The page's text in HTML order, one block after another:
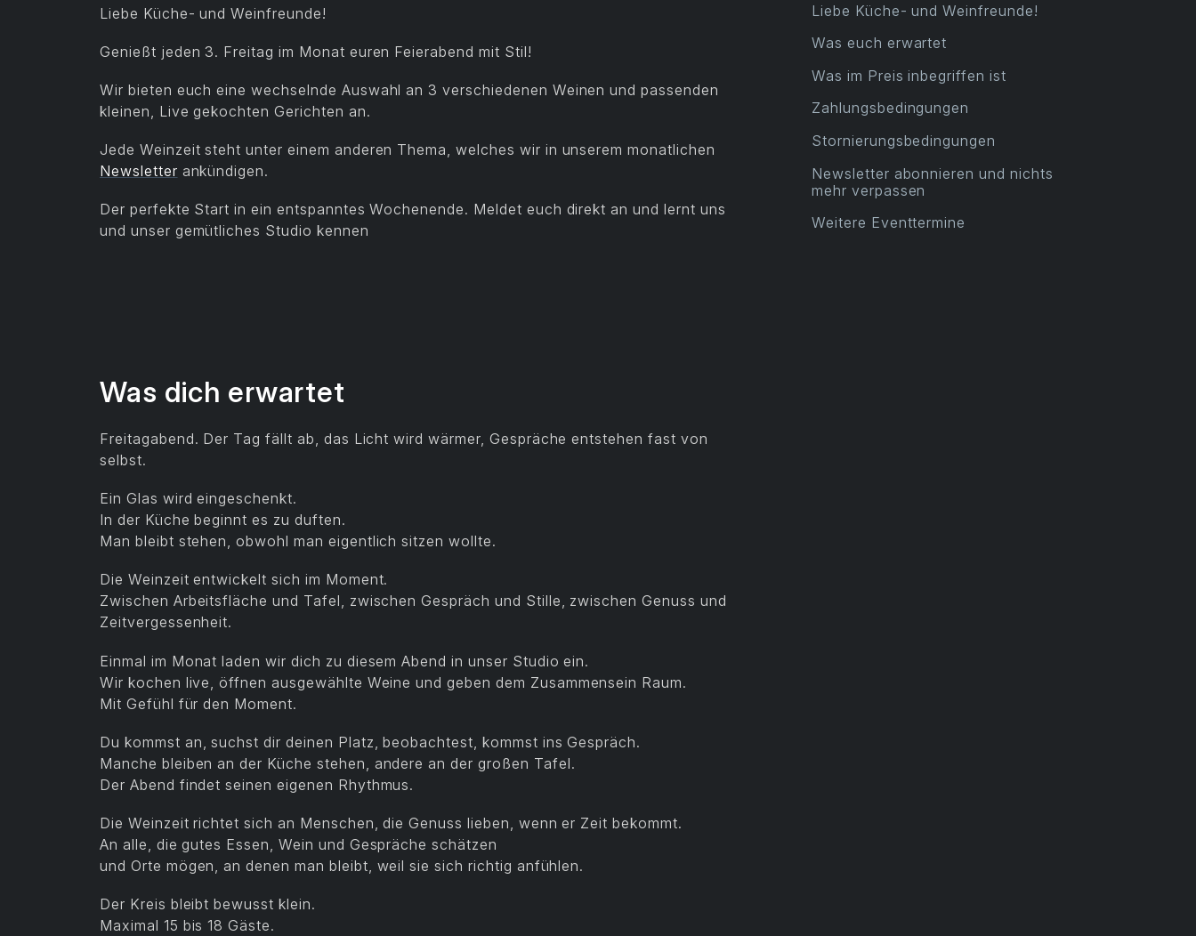
Liebe Küche- und Weinfreunde!
Genießt jeden 3. Freitag im Monat euren Feierabend mit Stil!
Wir bieten euch eine wechselnde Auswahl an 3 verschiedenen Weinen und passenden
kleinen, Live gekochten Gerichten an.
Jede Weinzeit steht unter einem anderen Thema, welches wir in unserem monatlichen
Newsletter ankündigen.
Der perfekte Start in ein entspanntes Wochenende. Meldet euch direkt an und lernt uns
und unser gemütliches Studio kennen
Was dich erwartet
Freitagabend. Der Tag fällt ab, das Licht wird wärmer, Gespräche entstehen fast von
selbst.
Ein Glas wird eingeschenkt.
In der Küche beginnt es zu duften.
Man bleibt stehen, obwohl man eigentlich sitzen wollte.
Die Weinzeit entwickelt sich im Moment.
Zwischen Arbeitsfläche und Tafel, zwischen Gespräch und Stille, zwischen Genuss und
Zeitvergessenheit.
Einmal im Monat laden wir dich zu diesem Abend in unser Studio ein.
Wir kochen live, öffnen ausgewählte Weine und geben dem Zusammensein Raum.
Mit Gefühl für den Moment.
Du kommst an, suchst dir deinen Platz, beobachtest, kommst ins Gespräch.
Manche bleiben an der Küche stehen, andere an der großen Tafel.
Der Abend findet seinen eigenen Rhythmus.
Die Weinzeit richtet sich an Menschen, die Genuss lieben, wenn er Zeit bekommt.
An alle, die gutes Essen, Wein und Gespräche schätzen
und Orte mögen, an denen man bleibt, weil sie sich richtig anfühlen.
Der Kreis bleibt bewusst klein.
Maximal 15 bis 18 Gäste.
Liebe Küche- und Weinfreunde!
Was euch erwartet
Was im Preis inbegriffen ist
Zahlungsbedingungen
Stornierungsbedingungen
Newsletter abonnieren und nichts
mehr verpassen
Weitere Eventtermine